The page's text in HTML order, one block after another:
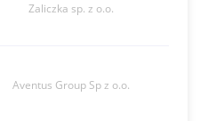
Zaliczka sp. z o.o.
Aventus Group Sp z o.o.